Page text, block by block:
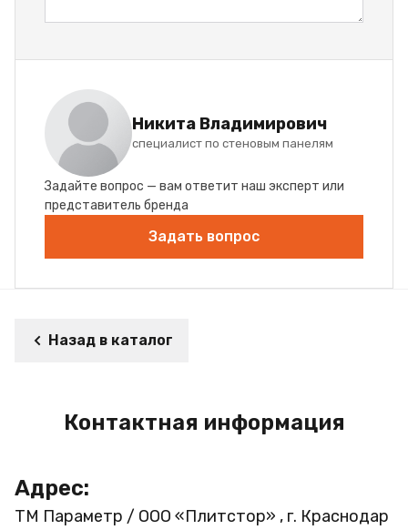
Никита Владимирович
специалист по стеновым панелям
Задайте вопрос — вам ответит наш эксперт или
представитель бренда
Задать вопрос
Назад в каталог
Контактная информация
Адрес:
ТМ Параметр / ООО «Плитстор» , г. Краснодар